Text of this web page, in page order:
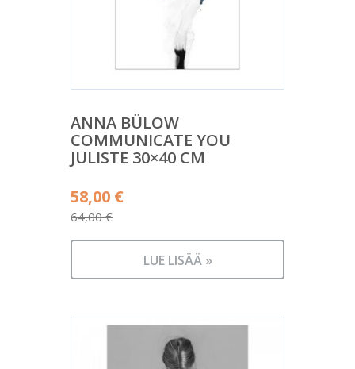
ANNA BÜLOW
COMMUNICATE YOU
JULISTE 30×40 CM
64,00€
Alkuperäinen
hinta
oli:
58,00 €
Nykyinen
on:
LUE LISÄÄ »